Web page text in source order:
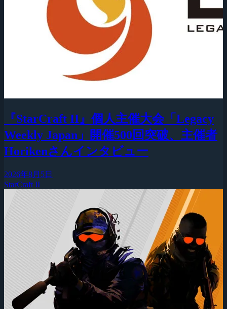
『StarCraft II』個人主催大会「Legacy
Weekly Japan」開催500回突破、主催者
Horikenさんインタビュー
2026年8月5日
StarCraft II